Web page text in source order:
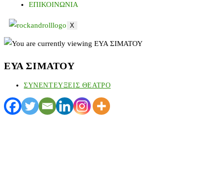
ΕΠΙΚΟΙΝΩΝΙΑ
X
ΕΥΑ ΣΙΜΑΤΟΥ
ΣΥΝΕΝΤΕΥΞΕΙΣ ΘΕΑΤΡΟ